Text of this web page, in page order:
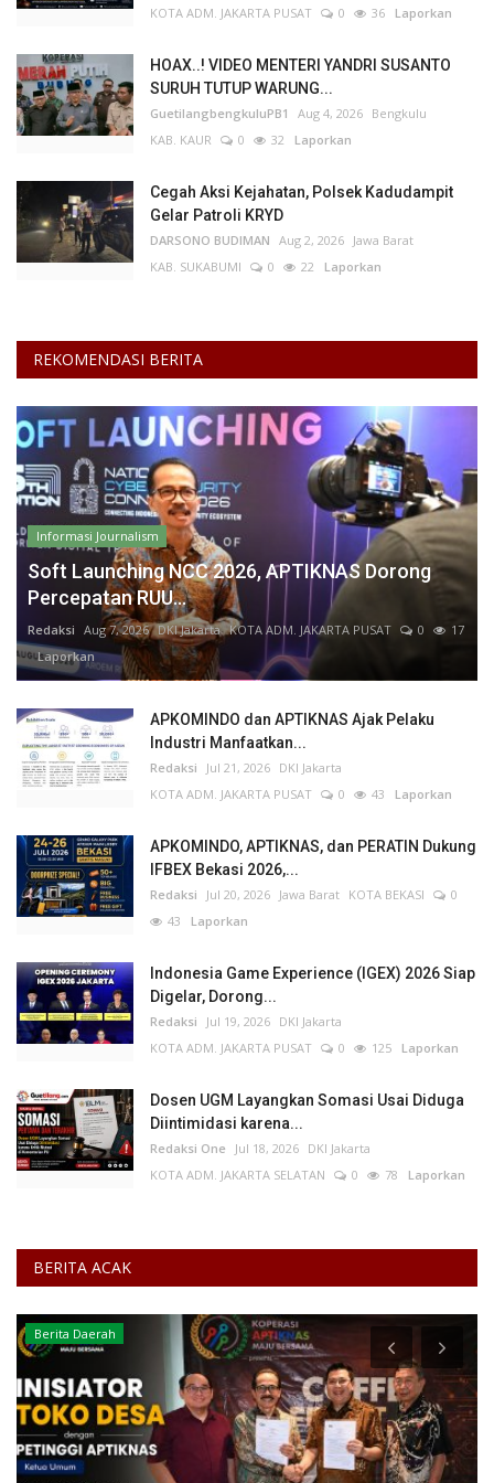
KOTA ADM. JAKARTA PUSAT 0 36 Laporkan
HOAX..! VIDEO MENTERI YANDRI SUSANTO
SURUH TUTUP WARUNG...
GuetilangbengkuluPB1 Aug 4, 2026 Bengkulu
KAB. KAUR
0 32 Laporkan
Cegah Aksi Kejahatan, Polsek Kadudampit
Gelar Patroli KRYD
DARSONO BUDIMAN Aug 2, 2026 Jawa Barat
KAB. SUKABUMI
0 22 Laporkan
REKOMENDASI BERITA
Informasi Journalism
Soft Launching NCC 2026, APTIKNAS Dorong
Percepatan RUU...
Redaksi Aug 7, 2026 DKI Jakarta KOTA ADM. JAKARTA PUSAT 0
17
Laporkan
APKOMINDO dan APTIKNAS Ajak Pelaku
Industri Manfaatkan...
Redaksi Jul 21, 2026 DKI Jakarta
KOTA ADM. JAKARTA PUSAT
0 43 Laporkan
APKOMINDO, APTIKNAS, dan PERATIN Dukung
IFBEX Bekasi 2026,...
Redaksi Jul 20, 2026 Jawa Barat KOTA BEKASI
0
43 Laporkan
Indonesia Game Experience (IGEX) 2026 Siap
Digelar, Dorong...
Redaksi Jul 19, 2026 DKI Jakarta
KOTA ADM. JAKARTA PUSAT
0 125 Laporkan
Dosen UGM Layangkan Somasi Usai Diduga
Diintimidasi karena...
Redaksi One Jul 18, 2026 DKI Jakarta
KOTA ADM. JAKARTA SELATAN
0 78 Laporkan
BERITA ACAK
Berita Daerah